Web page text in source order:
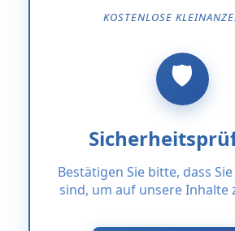
KOSTENLOSE
Bestätigen Sie bitte, dass
sind, um auf unsere Inhalte